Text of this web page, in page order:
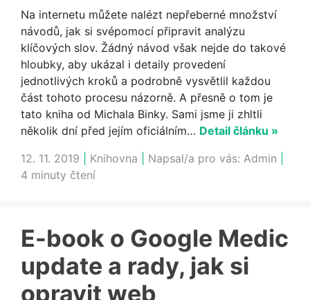
Na internetu můžete nalézt nepřeberné množství
návodů, jak si svépomocí připravit analýzu
klíčových slov. Žádný návod však nejde do takové
hloubky, aby ukázal i detaily provedení
jednotlivých kroků a podrobně vysvětlil každou
část tohoto procesu názorně. A přesně o tom je
tato kniha od Michala Binky. Sami jsme ji zhltli
několik dní před jejím oficiálním… Detail článku »
12. 11. 2019
Knihovna Napsal/a pro vás: Admin
4 minuty čtení
E-book o Google Medic
update a rady, jak si
opravit web